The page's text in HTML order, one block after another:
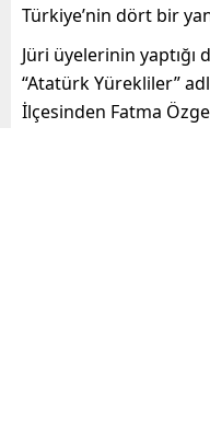
Türkiye’nin dört bir
Jüri üyelerinin
“Atatürk Yürekliler”
İlçesinden Fatma